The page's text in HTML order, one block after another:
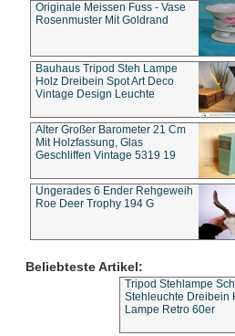
Originale Meissen Fuss - Vase
Rosenmuster Mit Goldrand
Bauhaus Tripod Steh Lampe
Holz Dreibein Spot Art Deco
Vintage Design Leuchte
Alter Großer Barometer 21 Cm
Mit Holzfassung, Glas
Geschliffen Vintage 5319 19
Ungerades 6 Ender Rehgeweih
Roe Deer Trophy 194 G
Beliebteste Artikel:
Tripod Stehlampe
Stehleuchte Dreibein
Lampe Retro 60er